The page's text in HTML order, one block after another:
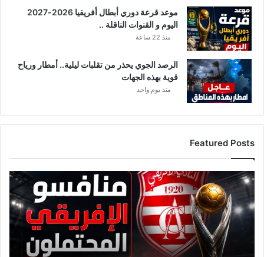
موعد قرعة دوري أبطال أفريقيا 2026-2027
اليوم و القنوات الناقلة ..
منذ 22 ساعة
الرصد الجوي يحذر من تقلبات ليلية.. أمطار ورياح
قوية بهذه الجهات
منذ يوم واحد
Featured Posts
ق
ئ
م